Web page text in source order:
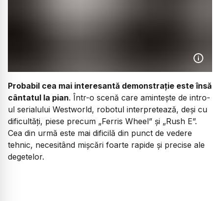
Probabil cea mai interesantă demonstrație este însă
cântatul la pian. Într-o scenă care amintește de intro-
ul serialului Westworld, robotul interpretează, deși cu
dificultăți, piese precum „Ferris Wheel” și „Rush E”.
Cea din urmă este mai dificilă din punct de vedere
tehnic, necesitând mișcări foarte rapide și precise ale
degetelor.